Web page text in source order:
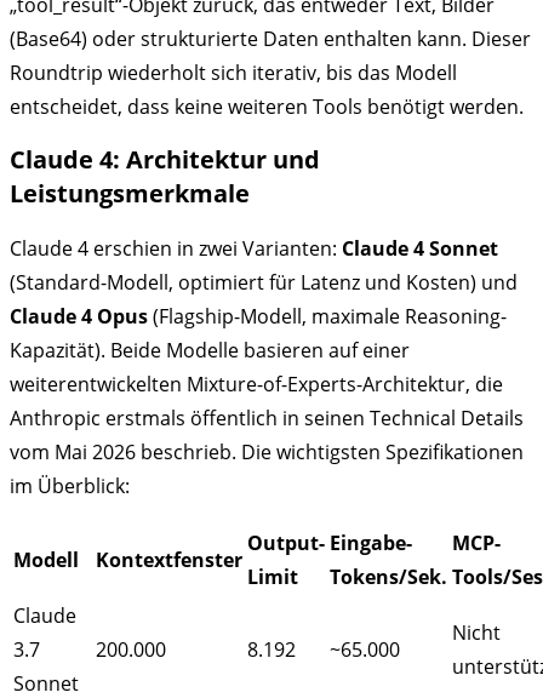
(Base64) oder strukturierte Daten enthalten kann. Dieser
Roundtrip wiederholt sich iterativ, bis das Modell
entscheidet, dass keine weiteren Tools benötigt werden.
Claude 4: Architektur und
Leistungsmerkmale
Claude 4 erschien in zwei Varianten: Claude 4 Sonnet
(Standard-Modell, optimiert für Latenz und Kosten) und
Claude 4 Opus(Flagship-Modell, maximale Reasoning-
Kapazität). Beide Modelle basieren auf einer
weiterentwickelten Mixture-of-Experts-Architektur, die
Anthropic erstmals öffentlich in seinen Technical Details
vom Mai 2026 beschrieb. Die wichtigsten Spezifikationen
im Überblick:
Modell Kontextfenster
Output-
Limit
Eingabe-
Tokens/Sek.
MCP-
Tools/
Claude
3.7
Sonnet
200.000 8.192 ~65.000
Nicht